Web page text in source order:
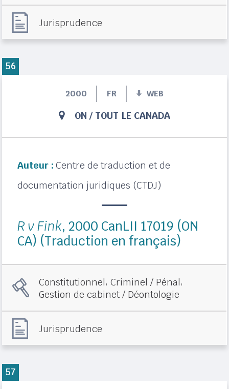
Jurisprudence
2000 FR WEB
ON / TOUT LE CANADA
Auteur : Centre de traduction et de
documentation juridiques (CTDJ)
R v Fink, 2000 CanLII 17019 (ON
CA) (Traduction en français)
Constitutionnel,Criminel / Pénal,
Gestion de cabinet / Déontologie
Jurisprudence
56
57